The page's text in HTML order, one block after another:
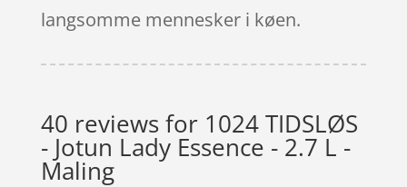
langsomme mennesker i køen.
40 reviews for 1024 TIDSLØS
- Jotun Lady Essence - 2.7 L -
Maling